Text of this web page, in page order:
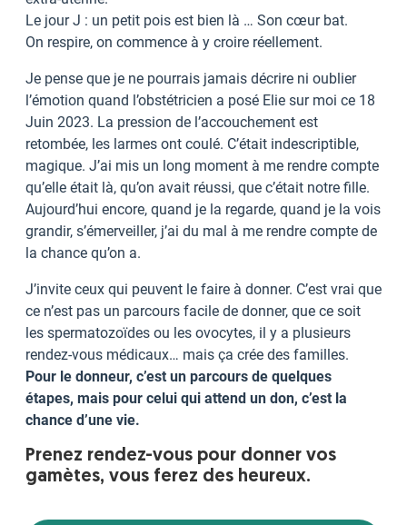
Le jour J : un petit pois est bien là … Son cœur bat.
On respire, on commence à y croire réellement.
Je pense que je ne pourrais jamais décrire ni oublier
l’émotion quand l’obstétricien a posé Elie sur moi ce 18
Juin 2023. La pression de l’accouchement est
retombée, les larmes ont coulé. C’était indescriptible,
magique. J’ai mis un long moment à me rendre compte
qu’elle était là, qu’on avait réussi, que c’était notre fille.
Aujourd’hui encore, quand je la regarde, quand je la vois
grandir, s’émerveiller, j’ai du mal à me rendre compte de
la chance qu’on a.
J’invite ceux qui peuvent le faire à donner. C’est vrai que
ce n’est pas un parcours facile de donner, que ce soit
les spermatozoïdes ou les ovocytes, il y a plusieurs
rendez-vous médicaux… mais ça crée des familles.
Pour le donneur, c’est un parcours de quelques
étapes, mais pour celui qui attend un don, c’est la
chance d’une vie.
Prenez rendez-vous pour donner vos
gamètes, vous ferez des heureux.